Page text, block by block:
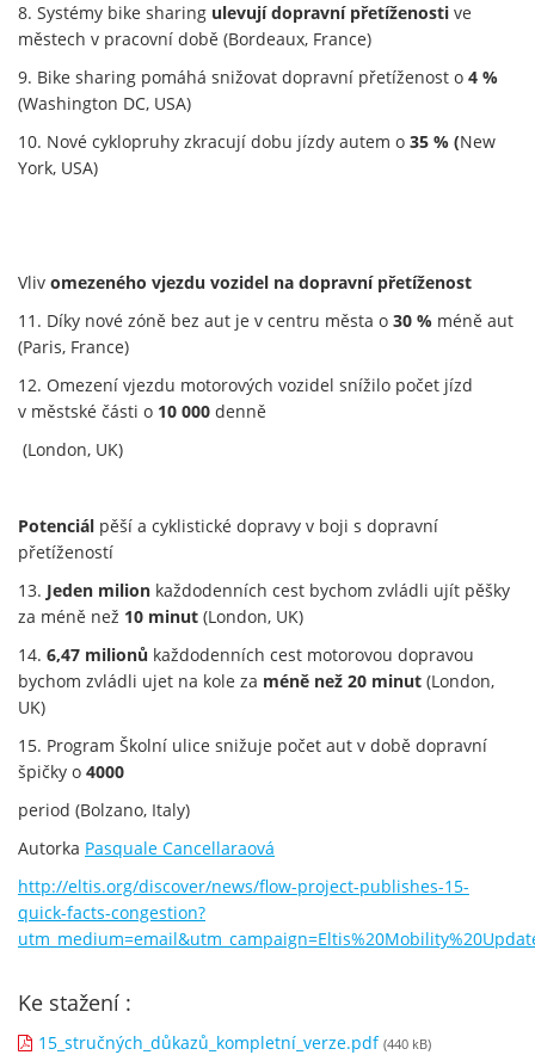
8. Systémy bike sharing ulevují dopravní přetíženosti ve
městech v pracovní době (Bordeaux, France)
9. Bike sharing pomáhá snižovat dopravní přetíženost o 4 %
(Washington DC, USA)
10. Nové cyklopruhy zkracují dobu jízdy autem o 35 % (New
York, USA)
Vliv omezeného vjezdu vozidel na dopravní přetíženost
11. Díky nové zóně bez aut je v centru města o 30 % méně aut
(Paris, France)
12. Omezení vjezdu motorových vozidel snížilo počet jízd
v městské části o 10 000 denně
(London, UK)
Potenciál pěší a cyklistické dopravy v boji s dopravní
přetížeností
13. Jeden milion každodenních cest bychom zvládli ujít pěšky
za méně než 10 minut (London, UK)
14. 6,47 milionů každodenních cest motorovou dopravou
bychom zvládli ujet na kole za méně než 20 minut (London,
UK)
15. Program Školní ulice snižuje počet aut v době dopravní
špičky o 4000
period (Bolzano, Italy)
Autorka Pasquale Cancellaraová
http://eltis.org/discover/news/flow-project-publishes-15-
quick-facts-congestion?
Ke stažení :
15_stručných_důkazů_kompletní_verze.pdf (440 kB)